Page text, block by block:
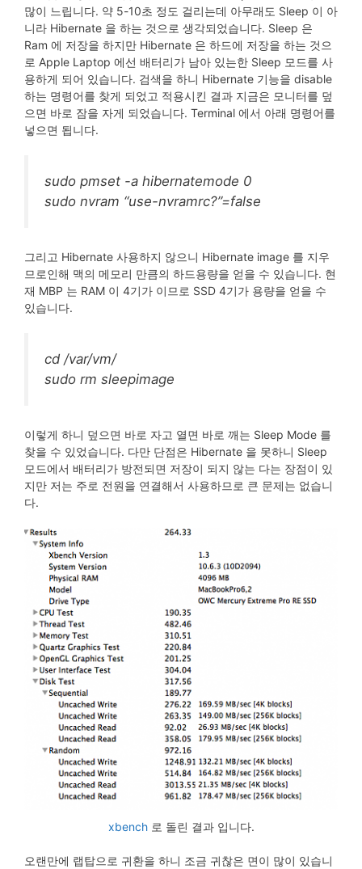
많이 느립니다. 약 5-10초 정도 걸리는데 아무래도 Sleep 이 아
니라 Hibernate 을 하는 것으로 생각되었습니다. Sleep 은
Ram 에 저장을 하지만 Hibernate 은 하드에 저장을 하는 것으
로 Apple Laptop 에선 배터리가 남아 있는한 Sleep 모드를 사
용하게 되어 있습니다. 검색을 하니 Hibernate 기능을 disable
하는 명령어를 찾게 되었고 적용시킨 결과 지금은 모니터를 덮
으면 바로 잠을 자게 되었습니다. Terminal 에서 아래 명령어를
넣으면 됩니다.
sudo pmset -a hibernatemode 0
sudo nvram “use-nvramrc?”=false
그리고 Hibernate 사용하지 않으니 Hibernate image 를 지우
므로인해 맥의 메모리 만큼의 하드용량을 얻을 수 있습니다. 현
재 MBP 는 RAM 이 4기가 이므로 SSD 4기가 용량을 얻을 수
있습니다.
cd /var/vm/
sudo rm sleepimage
이렇게 하니 덮으면 바로 자고 열면 바로 깨는 Sleep Mode 를
찾을 수 있었습니다. 다만 단점은 Hibernate 을 못하니 Sleep
모드에서 배터리가 방전되면 저장이 되지 않는 다는 장점이 있
지만 저는 주로 전원을 연결해서 사용하므로 큰 문제는 없습니
다.
xbench로 돌린 결과 입니다.
오랜만에 랩탑으로 귀환을 하니 조금 귀찮은 면이 많이 있습니